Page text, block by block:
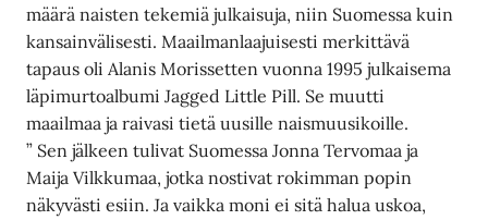
määrä naisten tekemiä julkaisuja, niin Suomessa kuin
kansainvälisesti. Maailmanlaajuisesti merkittävä
tapaus oli Alanis Morissetten vuonna 1995 julkaisema
läpimurtoalbumi Jagged Little Pill. Se muutti
maailmaa ja raivasi tietä uusille naismuusikoille.
” Sen jälkeen tulivat Suomessa Jonna Tervomaa ja
Maija Vilkkumaa, jotka nostivat rokimman popin
näkyvästi esiin. Ja vaikka moni ei sitä halua uskoa,